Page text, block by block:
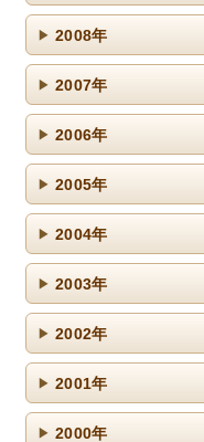
2008年
2007年
2006年
2005年
2004年
2003年
2002年
2001年
2000年